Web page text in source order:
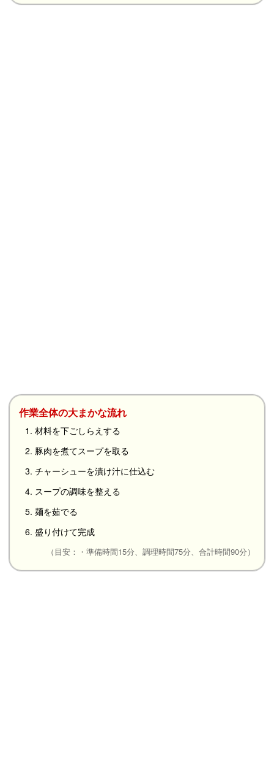
作業全体の大まかな流れ
1. 材料を下ごしらえする
2. 豚肉を煮てスープを取る
3. チャーシューを漬け汁に仕込む
4. スープの調味を整える
5. 麺を茹でる
6. 盛り付けて完成
（目安：・準備時間15分、調理時間75分、合計時間90分）